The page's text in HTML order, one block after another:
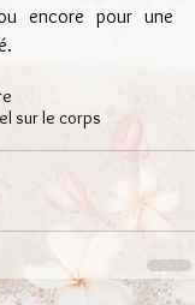
encore pour une
sur le corps